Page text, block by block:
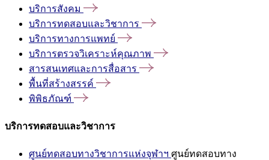
บริการสังคม
บริการทดสอบและวิชาการ
บริการทางการแพทย์
บริการตรวจวิเคราะห์คุณภาพ
สารสนเทศและการสื่อสาร
พื้นที่สร้างสรรค์
พิพิธภัณฑ์
บริการทดสอบและวิชาการ
ศูนย์ทดสอบทางวิชาการแห่งจุฬาฯ ศูนย์ทดสอบทาง